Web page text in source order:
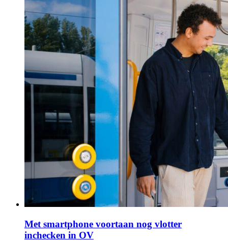
Met smartphone voortaan nog vlotter
inchecken in OV